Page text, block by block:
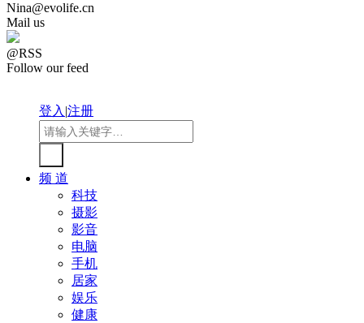
Nina@evolife.cn
Mail us
@RSS
Follow our feed
登入|注册
频 道
科技
摄影
影音
电脑
手机
居家
娱乐
健康